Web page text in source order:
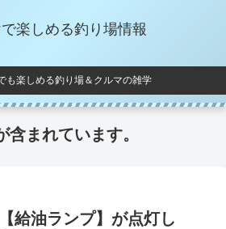
楽しめる釣り場情報
も楽しめる釣り場＆クルマの雑学
まれています。
給油ランプ】が点灯し